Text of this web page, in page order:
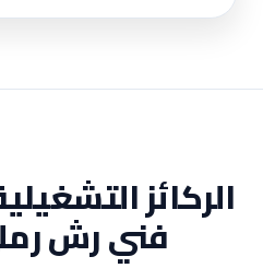
الركائز
فني رش